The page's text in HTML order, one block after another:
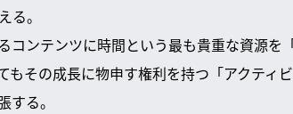
る。
コンテンツに時間という最も貴重な資源を
その成長に物申す権利を持つ「アクティ
る。